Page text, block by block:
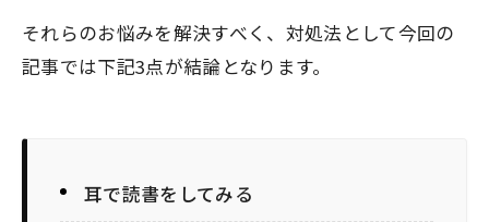
それらのお悩みを解決すべく、対処法として今回の
記事では下記3点が結論となります。
耳で読書をしてみる